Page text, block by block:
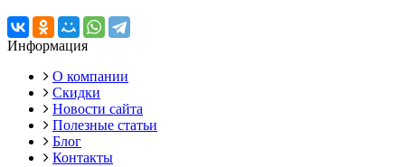
Информация
О компании
Скидки
Новости сайта
Полезные статьи
Блог
Контакты